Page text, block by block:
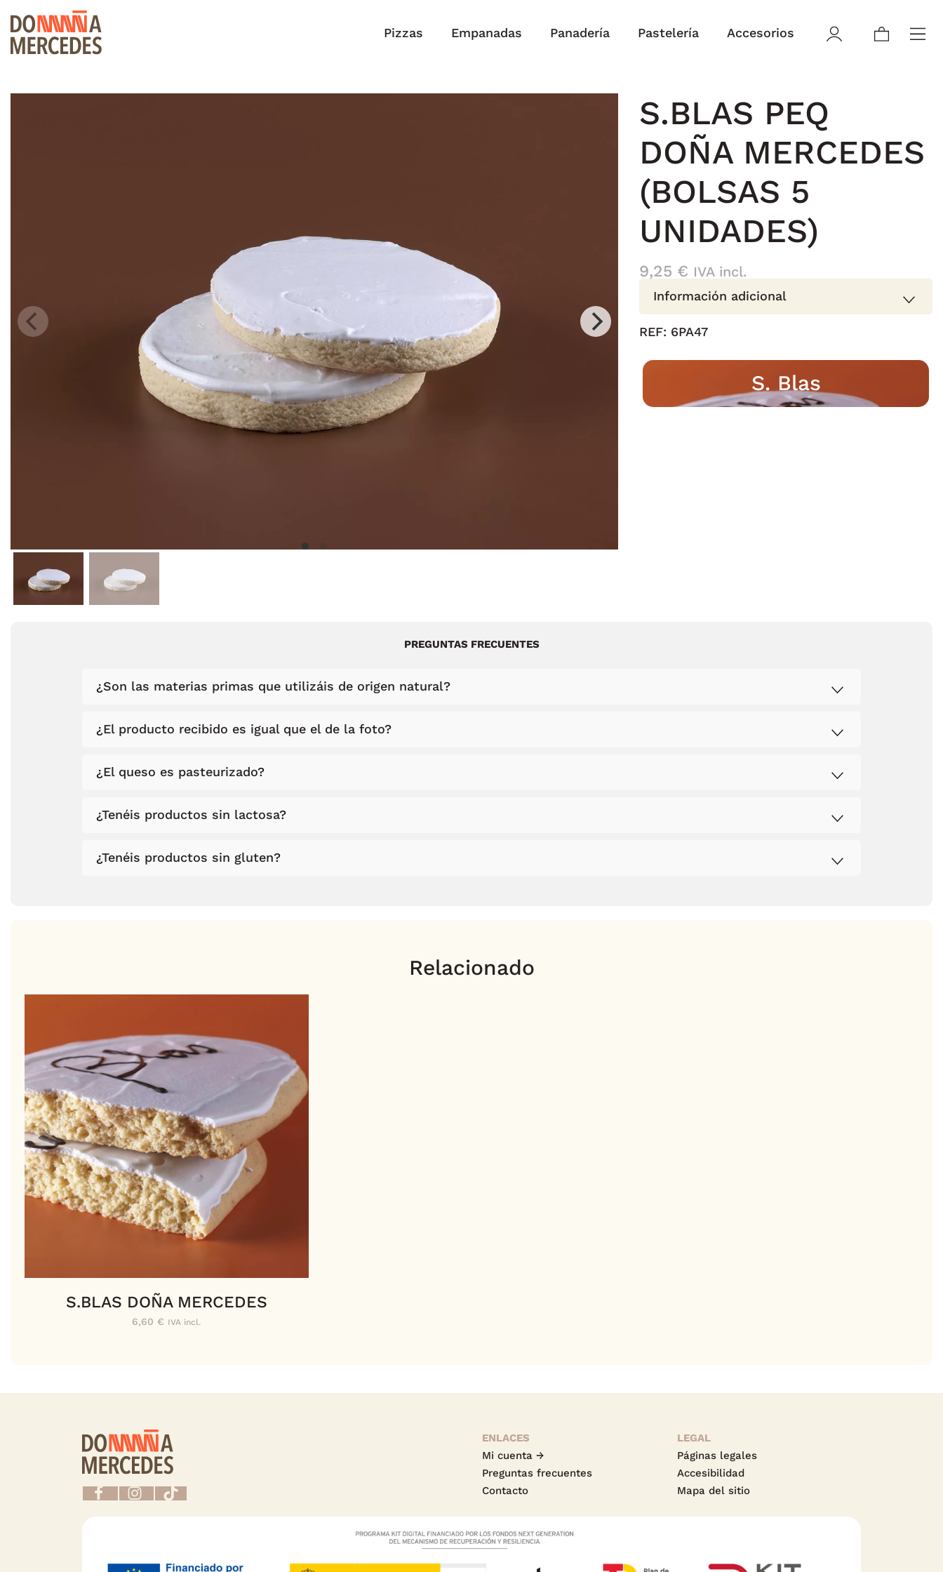
Pizzas Empanadas Panadería Pastelería Accesorios
S.BLAS PEQ
DOÑA MERCEDES
(BOLSAS 5
UNIDADES)
9,25 € IVA incl.
Información adicional
REF: 6PA47
S. Blas
PREGUNTAS FRECUENTES
¿Son las materias primas que utilizáis de origen natural?
¿El producto recibido es igual que el de la foto?
¿El queso es pasteurizado?
¿Tenéis productos sin lactosa?
¿Tenéis productos sin gluten?
Relacionado
S.BLAS DOÑA MERCEDES
6,60 € IVA incl.
ENLACES
Mi cuenta →
Preguntas frecuentes
Contacto
LEGAL
Páginas legales
Accesibilidad
Mapa del sitio